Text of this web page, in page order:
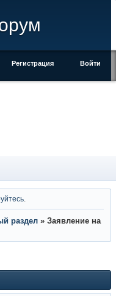
Регистрация Войти
раздел » Заявление на